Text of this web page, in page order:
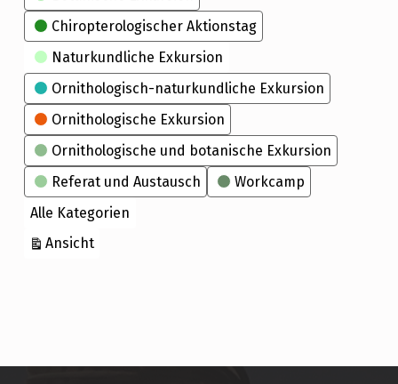
Chiropterologischer Aktionstag
Naturkundliche Exkursion
Ornithologisch-naturkundliche Exkursion
Ornithologische Exkursion
Ornithologische und botanische Exkursion
Referat und Austausch
Workcamp
Alle Kategorien
Ansichtausdrucken